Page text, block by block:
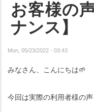
お客様の
ナンス】
Mon, 05/23/2022 - 03:43
みなさん、こんにちは🌱
今回は実際の利用者様の